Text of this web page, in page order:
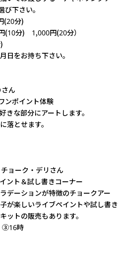
下さい。
(20分)
(10分) 1,000円(20分）
日をお持ち下さい。
ん
ンポイント体験
きな部分にアートします。
落とせます。
ョーク・デリさん
ント＆試し書きコーナー
デーションが特徴のチョークアー
が楽しいライブペイントや試し書き
験キットの販売もあります。
時